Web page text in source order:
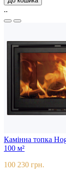
..
Камінна топка
100 м²
100 230 грн.